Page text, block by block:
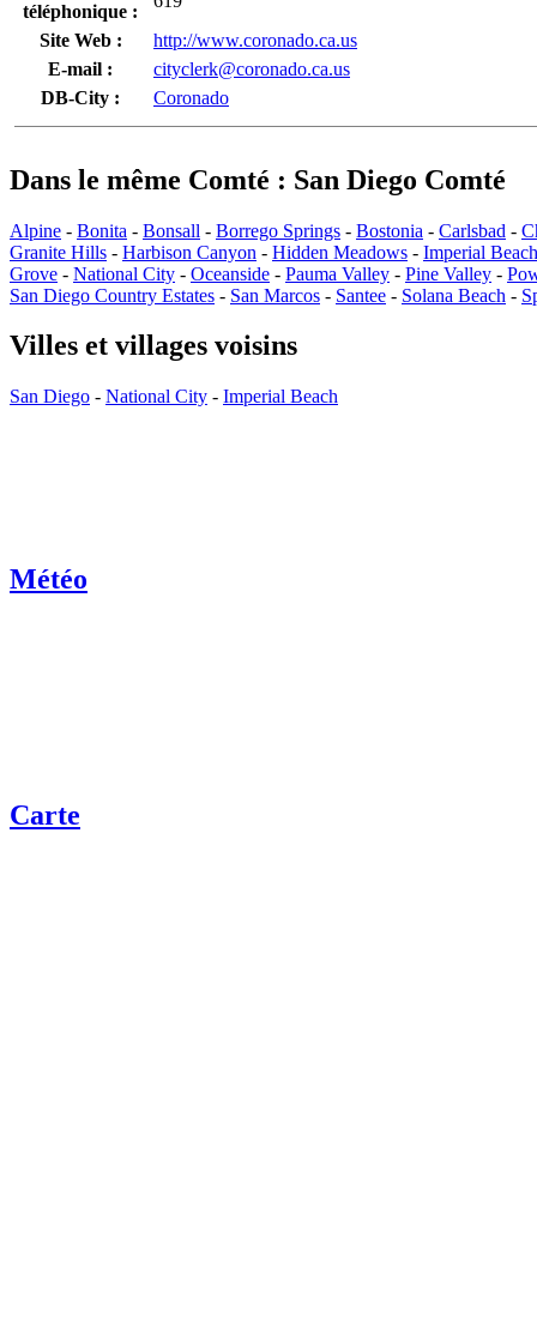
téléphonique :
Site Web :
http://www.coronado.ca.us
E-mail :
cityclerk@coronado.ca.us
DB-City :
Coronado
Dans le même Comté : San Diego Comté
Alpine - Bonita - Bonsall - Borrego Springs - Bostonia - Carlsbad -
Granite Hills - Harbison Canyon - Hidden Meadows - Imperial Beach
Grove - National City - Oceanside - Pauma Valley - Pine Valley -
San Diego Country Estates - San Marcos - Santee - Solana Beach -
Villes et villages voisins
San Diego - National City - Imperial Beach
Météo
Carte